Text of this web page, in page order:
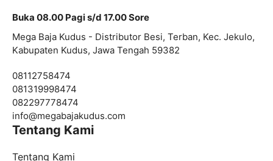
Buka 08.00 Pagi s/d 17.00 Sore
Mega Baja Kudus - Distributor Besi, Terban, Kec. Jekulo,
Kabupaten Kudus, Jawa Tengah 59382
08112758474
081319998474
082297778474
info@megabajakudus.com
Tentang Kami
Tentang Kami